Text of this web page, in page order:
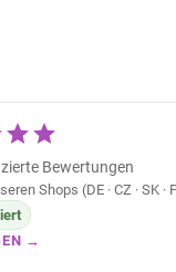
Bewertungen
Shops (DE · CZ · SK ·
→